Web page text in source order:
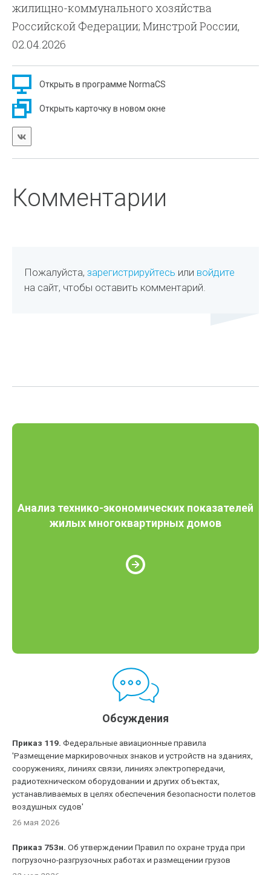
жилищно-коммунального хозяйства
Российской Федерации; Минстрой России,
02.04.2026
Открыть в программе NormaCS
Открыть карточку в новом окне
Комментарии
Пожалуйста,зарегистрируйтесь или войдите
на сайт, чтобы оставить комментарий.
Анализ технико-экономических показателей
жилых многоквартирных домов
Обсуждения
Приказ 119. Федеральные авиационные правила
'Размещение маркировочных знаков и устройств на зданиях,
сооружениях, линиях связи, линиях электропередачи,
радиотехническом оборудовании и других объектах,
устанавливаемых в целях обеспечения безопасности полетов
воздушных судов'
26 мая 2026
Приказ 753н. Об утверждении Правил по охране труда при
погрузочно-разгрузочных работах и размещении грузов